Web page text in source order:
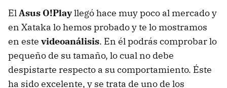
ElAsus O!Playllegó hace muy poco al mercado y
en Xataka lo hemos probado y te lo mostramos
en este videoanálisis. En él podrás comprobar lo
pequeño de su tamaño, lo cual no debe
despistarte respecto a su comportamiento. Éste
ha sido excelente, y se trata de uno de los